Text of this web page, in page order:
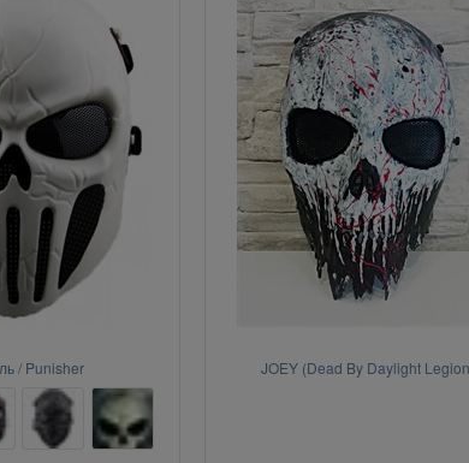
/ Punisher JOEY (Dead By Daylight